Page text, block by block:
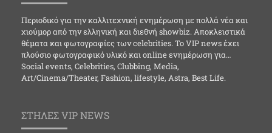
Περιοδικό για την καλλιτεχνική ενημέρωση με πολλά νέα και
χιούμορ από την ελληνική και διεθνή showbiz. Αποκλειστικά
θέματα και φωτογραφίες των celebrities. Το VIP news έχει
πλούσιο φωτογραφικό υλικό και online ενημέρωση για…
Social events, Celebrities, Clubbing, Media,
Art/Cinema/Theater, Fashion, lifestyle, Astra, Best Life.
ΣΤΗΛΕΣ VIP NEWS